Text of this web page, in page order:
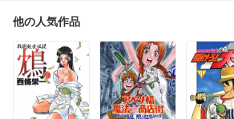
他の人気作品